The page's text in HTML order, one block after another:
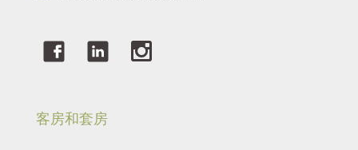
客房和套房